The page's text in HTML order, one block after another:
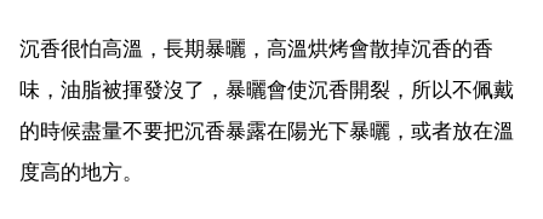
沉香很怕高溫，長期暴曬，高溫烘烤會散掉沉香的香
味，油脂被揮發沒了，暴曬會使沉香開裂，所以不佩戴
的時候盡量不要把沉香暴露在陽光下暴曬，或者放在溫
度高的地方。